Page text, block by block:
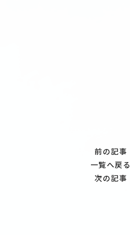
前の記事
一覧へ戻る
次の記事